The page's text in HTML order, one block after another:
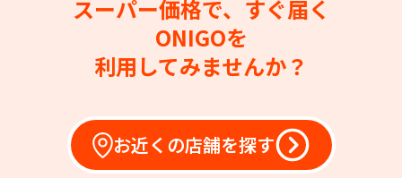
スーパー価格で、すぐ届く
ONIGOを
利用してみませんか？
お近くの店舗を探す